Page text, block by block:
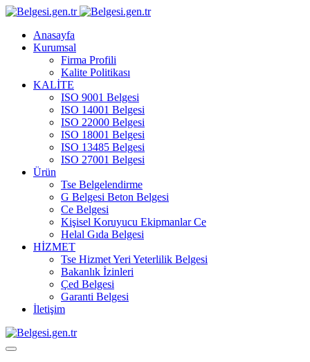
Anasayfa
Kurumsal
Firma Profili
Kalite Politikası
KALİTE
ISO 9001 Belgesi
ISO 14001 Belgesi
ISO 22000 Belgesi
ISO 18001 Belgesi
ISO 13485 Belgesi
ISO 27001 Belgesi
Ürün
Tse Belgelendirme
G Belgesi Beton Belgesi
Ce Belgesi
Kişisel Koruyucu Ekipmanlar Ce
Helal Gıda Belgesi
HİZMET
Tse Hizmet Yeri Yeterlilik Belgesi
Bakanlık İzinleri
Çed Belgesi
Garanti Belgesi
İletişim